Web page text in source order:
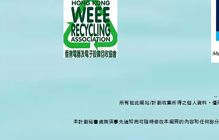
--
所有經此網站/計劃收集所得之個人資料，
本計劃秘書處無須事先通知而可隨時修改本網頁的內容和任何部